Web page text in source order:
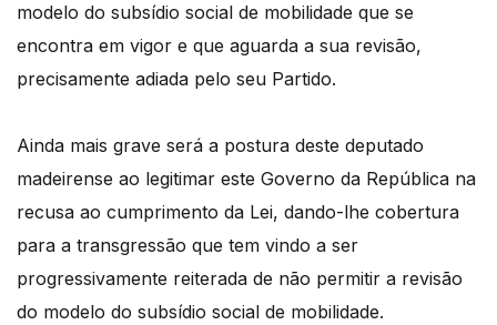
modelo do subsídio social de mobilidade que se
encontra em vigor e que aguarda a sua revisão,
precisamente adiada pelo seu Partido.
Ainda mais grave será a postura deste deputado
madeirense ao legitimar este Governo da República na
recusa ao cumprimento da Lei, dando-lhe cobertura
para a transgressão que tem vindo a ser
progressivamente reiterada de não permitir a revisão
do modelo do subsídio social de mobilidade.